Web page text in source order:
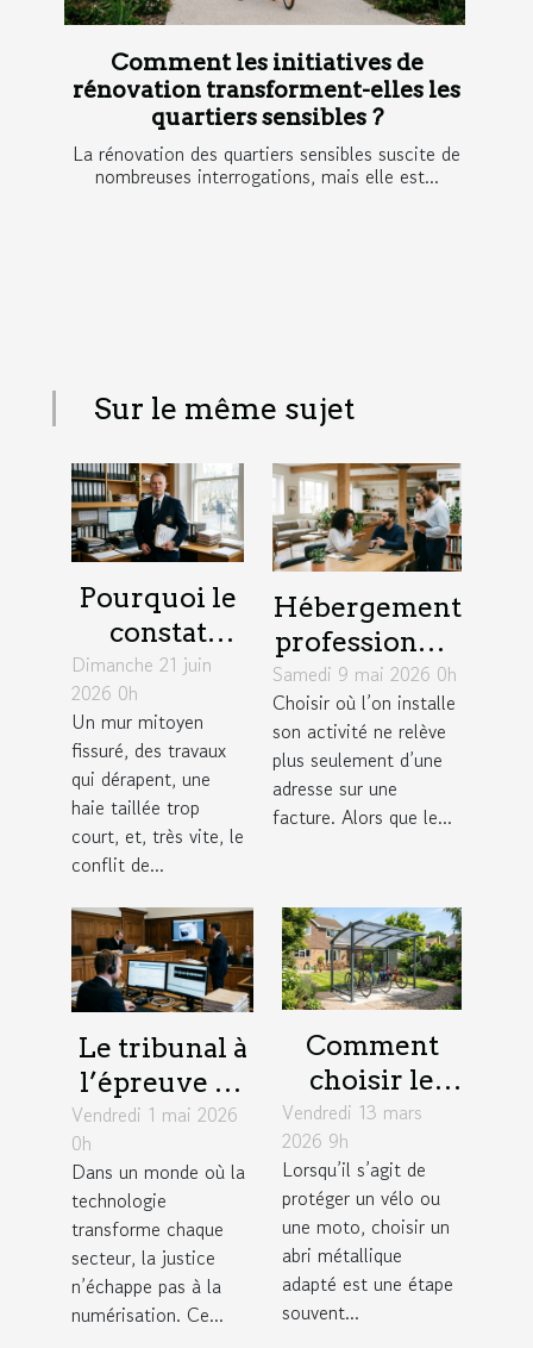
Comment les initiatives de
rénovation transforment-elles les
quartiers sensibles ?
La rénovation des quartiers sensibles suscite de
nombreuses interrogations, mais elle est...
Sur le même sujet
Pourquoi le
constat
d’huissier
change la
donne dans
un litige
entre
voisins
Dimanche 21 juin
2026 0h
Un mur mitoyen
fissuré, des travaux
qui dérapent, une
haie taillée trop
court, et, très vite, le
conflit de...
Hébergement
professionnel
: un levier
insoupçonné
pour élargir
son réseau
Samedi 9 mai 2026 0h
Choisir où l’on installe
son activité ne relève
plus seulement d’une
adresse sur une
facture. Alors que le...
Le tribunal à
l’épreuve de
la
numérisation
: enjeux
concrets
Vendredi 1 mai 2026
0h
Dans un monde où la
technologie
transforme chaque
secteur, la justice
n’échappe pas à la
numérisation. Ce...
Comment
choisir le
meilleur abri
métallique
pour votre
vélo ou moto
?
Vendredi 13 mars
2026 9h
Lorsqu’il s’agit de
protéger un vélo ou
une moto, choisir un
abri métallique
adapté est une étape
souvent...